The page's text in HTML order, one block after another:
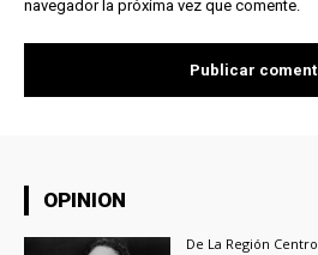
navegador la próxima vez que comente.
OPINION
De La Región Centro